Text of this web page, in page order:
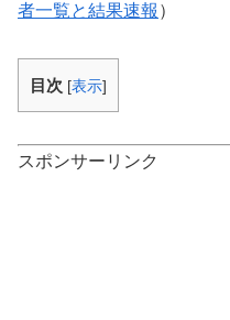
者一覧と結果速報 ）
目次 [表示]
スポンサーリンク